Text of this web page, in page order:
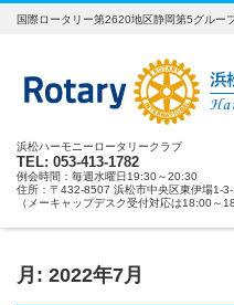
国際ロータリー第2620地区静岡第5グルー
浜松ハーモニーロータリークラブ
TEL: 053-413-1782
例会時間：毎週水曜日19:30～20:30
住所：〒432-8507 浜松市中央区東伊場1-
（メーキャップデスク受付対応は18:00～
月: 2022年7月